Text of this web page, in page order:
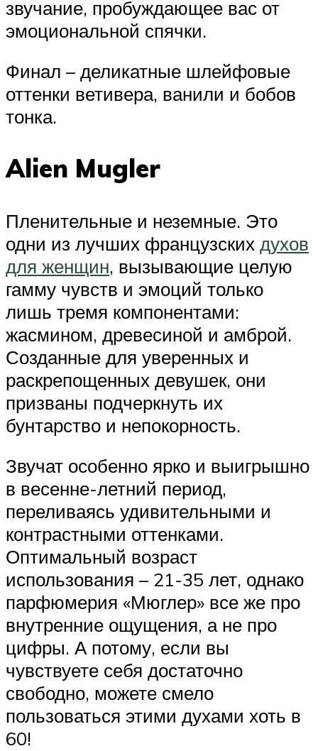
звучание, пробуждающее вас от
эмоциональной спячки.
Финал – деликатные шлейфовые
оттенки ветивера, ванили и бобов
тонка.
Alien Mugler
Пленительные и неземные. Это
одни из лучших французских духов
для женщин, вызывающие целую
гамму чувств и эмоций только
лишь тремя компонентами:
жасмином, древесиной и амброй.
Созданные для уверенных и
раскрепощенных девушек, они
призваны подчеркнуть их
бунтарство и непокорность.
Звучат особенно ярко и выигрышно
в весенне-летний период,
переливаясь удивительными и
контрастными оттенками.
Оптимальный возраст
использования – 21-35 лет, однако
парфюмерия «Мюглер» все же про
внутренние ощущения, а не про
цифры. А потому, если вы
чувствуете себя достаточно
свободно, можете смело
пользоваться этими духами хоть в
60!